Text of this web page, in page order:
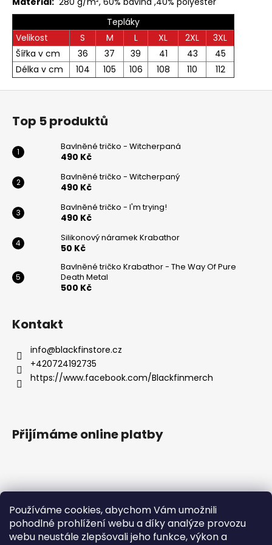
Používáme cookies, abychom Vám umožnili
pohodlné prohlížení webu a díky analýze provozu
webu neustále zlepšovali jeho funkce, výkon a
Tepláky
Velikost
S M L XL 2XL
3XL
Šířka v cm
36 37 39 41 43
45
Délka v cm
104 105 106 108 110 112
a
j
í
t
?
HLEDAT
D
o
p
o
r
č
u
m
BAVLNĚNÉ
TRIČKO
Kč
Z
Top 5 produktů
Bavlněné tričko - Witcherpaná
490 Kč
Bavlněné tričko - Witcherpaný
490 Kč
Bavlněné tričko - I'm trying!
490 Kč
Silikonový náramek Krabathor
50 Kč
Bavlněné tričko Krabathor - The Way Of Pure
Death Metal
500 Kč
Kontakt
info@blackfinstore.cz
+420724192735
https://www.facebook.com/Blackfinmerch
Přijímáme online platby
Základní zásady ochrany osobních údajů |
Všeobecné obchodní podmínky |